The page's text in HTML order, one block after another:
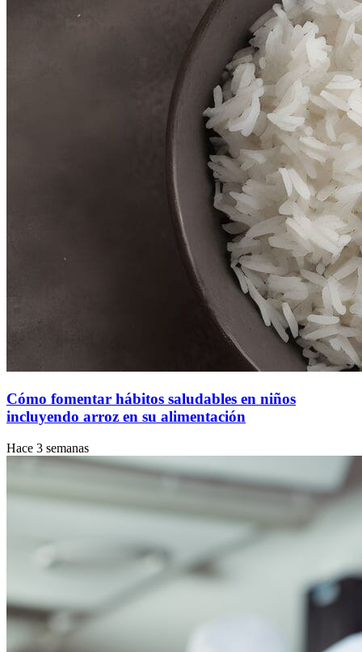
Cómo fomentar hábitos saludables en niños
incluyendo arroz en su alimentación
Hace 3 semanas